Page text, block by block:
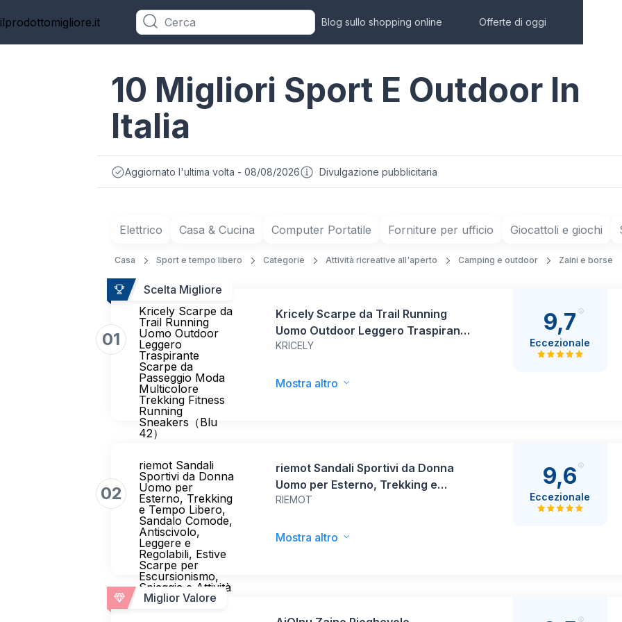
ilprodottomigliore.it Blog sullo shopping online Offerte di oggi
10 Migliori Sport E Outdoor In
Italia
Aggiornato l'ultima volta - 08/08/2026 Divulgazione pubblicitaria
Elettrico Casa & Cucina Computer Portatile Forniture per ufficio Giocattoli e giochi
Casa Sport e tempo libero Categorie Attività ricreative all'aperto Camping e outdoor Zaini e borse
Scelta Migliore
01
Kricely Scarpe da
Trail Running
Uomo Outdoor
Leggero
Traspirante
Scarpe da
Passeggio Moda
Multicolore
Trekking Fitness
Running
Sneakers（Blu
42）
KRICELY
Kricely Scarpe da Trail Running
Uomo Outdoor Leggero Traspirante
Scarpe da Passeggio Moda
Running Sneakers（Blu 42）
Mostra altro
9,7
Eccezionale
02
riemot Sandali
Sportivi da Donna
Uomo per
Esterno, Trekking
e Tempo Libero,
Sandalo Comode,
Antiscivolo,
Leggere e
Regolabili, Estive
Scarpe per
Escursionismo,
Spiaggia e Attività
Outdoor, Nero,
RIEMOT
riemot Sandali Sportivi da Donna
Uomo per Esterno, Trekking e
Tempo Libero, Sandalo Comode,
Estive Scarpe per Escursionismo,
Mostra altro
9,6
Eccezionale
Miglior Valore